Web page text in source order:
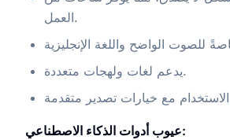
العمل.
يدعم لغات ولهجات متعددة.
عيوب أدوات الذكاء الاصطناعي: